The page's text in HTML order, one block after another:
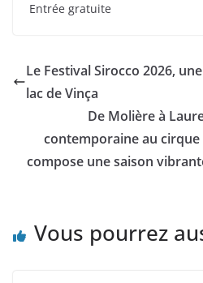
Entrée gratuite
Le Festival Sirocco 2026,
lac de Vinça
De Molière à
contemporaine au cirque
compose une saison
Vous pourrez